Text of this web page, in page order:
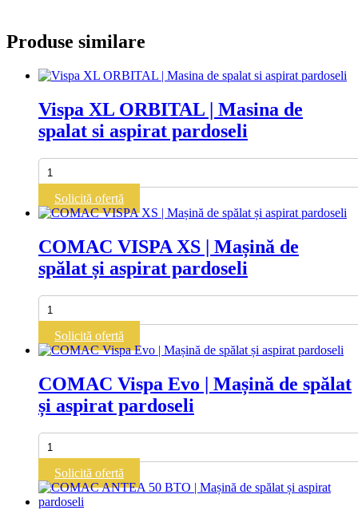
Produse similare
Vispa XL ORBITAL | Masina de
spalat si aspirat pardoseli
Cantitate
Vispa
ORBITAL
|
de
spalat
si
aspirat
pardoseli
Solicită ofertă
COMAC VISPA XS | Mașină de
spălat și aspirat pardoseli
Cantitate
COMAC
VISPA
XS
|
de
spălat
și
aspirat
pardoseli
Solicită ofertă
COMAC Vispa Evo | Mașină de spălat
și aspirat pardoseli
Cantitate
COMAC
Vispa
Evo
|
Mașină
Solicită ofertă